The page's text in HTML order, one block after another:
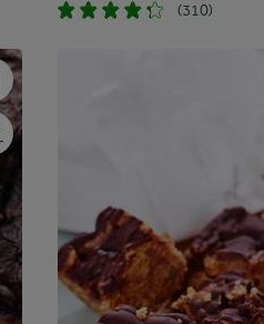
(310)